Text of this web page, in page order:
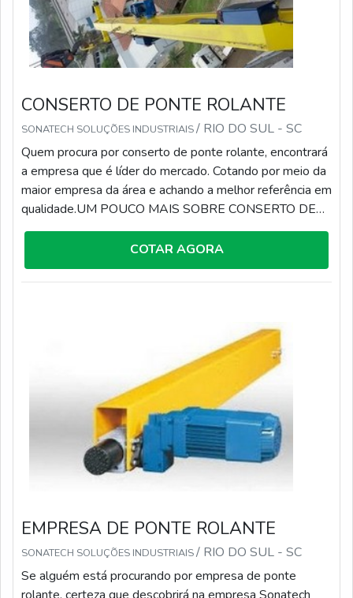
CONSERTO DE PONTE ROLANTE
SONATECH SOLUÇÕES INDUSTRIAIS/ RIO DO SUL - SC
Quem procura por conserto de ponte rolante, encontrará
a empresa que é líder do mercado. Cotando por meio da
maior empresa da área e achando a melhor referência em
qualidade.UM POUCO MAIS SOBRE CONSERTO DE
PONTE ROLANTEQuem precisa de conserto de ponte
rolante uma empresa responsável, consegue encontrar o
site da Sonatech Soluções Industriais. Empresa
especializada em conserto de ponte rolante e talhas
COTAR AGORA
EMPRESA DE PONTE ROLANTE
SONATECH SOLUÇÕES INDUSTRIAIS/ RIO DO SUL - SC
Se alguém está procurando por empresa de ponte